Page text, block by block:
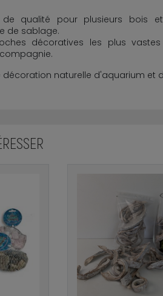
de qualité pour plusieurs bois
de sablage.
décoratives les plus
décoration naturelle d'aquarium et